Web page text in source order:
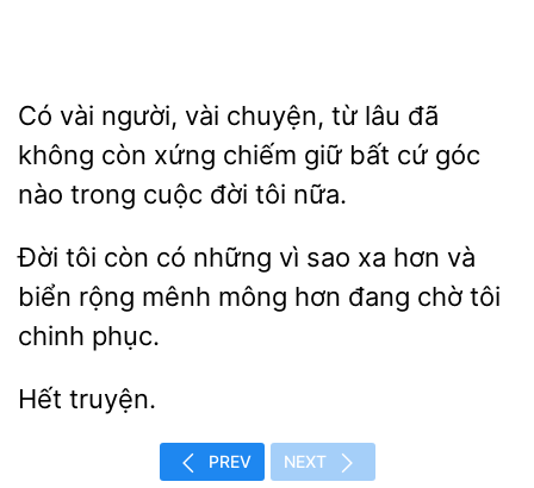
vài người, vài chuyện, từ lâu đã
không còn
chiếm giữ bất cứ góc
nào
cuộc đời tôi nữa.
Đời tôi còn có những vì sao xa
và
biển rộng mênh
hơn đang
tôi
chinh phục.
PREV NEXT